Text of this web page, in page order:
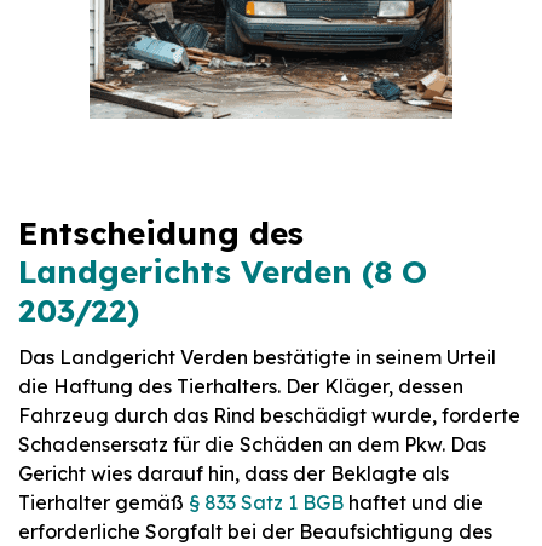
Entscheidung des
Landgerichts Verden (8 O
203/22)
Das Landgericht Verden bestätigte in seinem Urteil
die Haftung des Tierhalters. Der Kläger, dessen
Fahrzeug durch das Rind beschädigt wurde, forderte
Schadensersatz für die Schäden an dem Pkw. Das
Gericht wies darauf hin, dass der Beklagte als
Tierhalter gemäß § 833 Satz 1 BGB haftet und die
erforderliche Sorgfalt bei der Beaufsichtigung des